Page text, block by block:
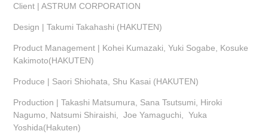
Client | ASTRUM CORPORATION
Design | Takumi Takahashi (HAKUTEN)
Product Management | Kohei Kumazaki, Yuki Sogabe, Kosuke
Kakimoto(HAKUTEN)
Produce | Saori Shiohata, Shu Kasai (HAKUTEN)
Production | Takashi Matsumura, Sana Tsutsumi, Hiroki
Nagumo, Natsumi Shiraishi, Joe Yamaguchi, Yuka
Yoshida(Hakuten)